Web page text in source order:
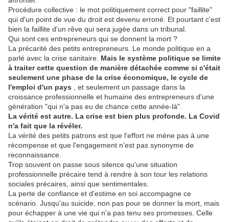
Procédure collective : le mot politiquement correct pour "faillite"
qui d'un point de vue du droit est devenu erroné. Et pourtant c'est
bien la faillite d'un rêve qui sera jugée dans un tribunal.
Qui sont ces entrepreneurs qui se donnent la mort ?
La précarité des petits entrepreneurs. Le monde politique en a
parlé avec la crise sanitaire. Mais le système politique se limite
à traiter cette question de manière détachée comme si c'était
seulement une phase de la crise économique, le cycle de
l'emploi d'un pays , et seulement un passage dans la
croissance professionnelle et humaine des entrepreneurs d'une
génération "qui n'a pas eu de chance cette année-là".
La vérité est autre. La crise est bien plus profonde. La Covid
n'a fait que la révéler.
La vérité des petits patrons est que l'effort ne mène pas à une
récompense et que l'engagement n'est pas synonyme de
reconnaissance.
Trop souvent on passe sous silence qu'une situation
professionnelle précaire tend à rendre à son tour les relations
sociales précaires, ainsi que sentimentales.
La perte de confiance et d'estime en soi accompagne ce
scénario. Jusqu'au suicide, non pas pour se donner la mort, mais
pour échapper à une vie qui n'a pas tenu ses promesses. Celle